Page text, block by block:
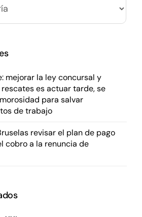
mejorar la ley concursal y
es actuar tarde, se
para salvar
de trabajo
revisar el plan de pago
cobro a la renuncia de